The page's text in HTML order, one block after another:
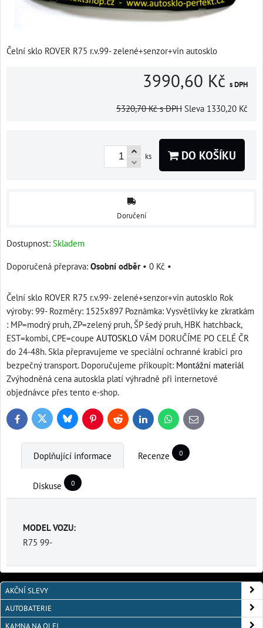
Čelní sklo ROVER R75 r.v.99- zelené+senzor+vin autosklo
3990,60 Kč s DPH
5320,70 Kč s DPH Sleva 1330,20 Kč
ks DO KOŠÍKU
Doručení
Dostupnost: Skladem
Osobní odběr • 0 Kč •
Čelní sklo ROVER R75 r.v.99- zelené+senzor+vin autosklo Rok
výroby: 99- Rozměry: 1525x897 Poznámka: Vysvětlivky ke zkratkám
: MP=modrý pruh, ZP=zelený pruh, ŠP šedý pruh, HBK hatchback,
EST=kombi, CPE=coupe AUTOSKLO VÁM DORUČÍME PO CELÉ ČR
do 24-48h. Skla přepravujeme ve speciální ochranné krabici pro
bezpečný transport. Doporučujeme přikoupit: Montážní materiál
Zvýhodněná cena autoskla platí výhradně při internetové
objednávce přes tento e-shop.
FacebookTwitter BlueskyPinterestReddit LinkedInWhatsApp
E-
mail
Doplňující informace Recenze 0
Diskuse 0
MODEL VOZU:
R75 99-
AKČNÍ SLEVY
AUTOBATERIE
KAMNA NA OLEJ